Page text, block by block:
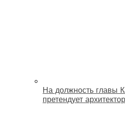
На должность главы
претендует